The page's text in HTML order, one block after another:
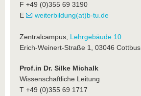
F +49 (0)355 69 3190
E
weiterbildung(at)b-tu.de
Zentralcampus, Lehrgebäude 10
Erich-Weinert-Straße 1, 03046 Cottbus
Prof.in Dr. Silke Michalk
Wissenschaftliche Leitung
T +49 (0)355 69 1717